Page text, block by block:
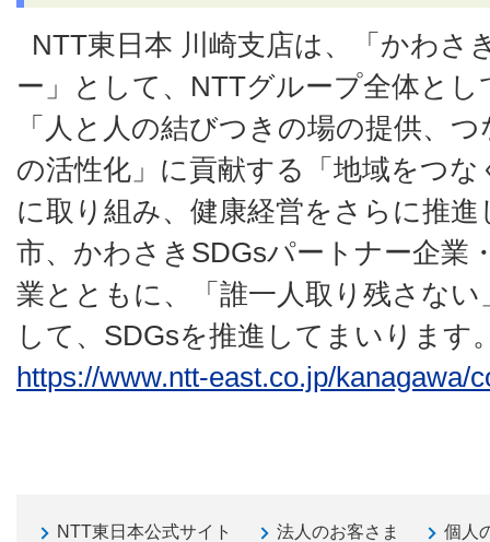
NTT東日本 川崎支店は、「かわさ
ー」として、NTTグループ全体と
「人と人の結びつきの場の提供、
の活性化」に貢献する「地域をつ
に取り組み、健康経営をさらに推
市、かわさきSDGsパートナー企業
業とともに、「誰一人取り残さな
して、SDGsを推進してまいります
https://www.ntt-east.co.jp/kanagawa/
NTT東日本公式サイト 法人のお客さま 個人